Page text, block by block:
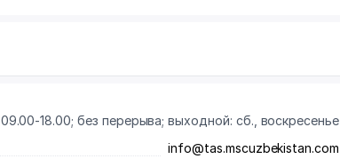
09.00-18.00; без перерыва; выходной: сб., воскресенье
info@tas.mscuzbekistan.com